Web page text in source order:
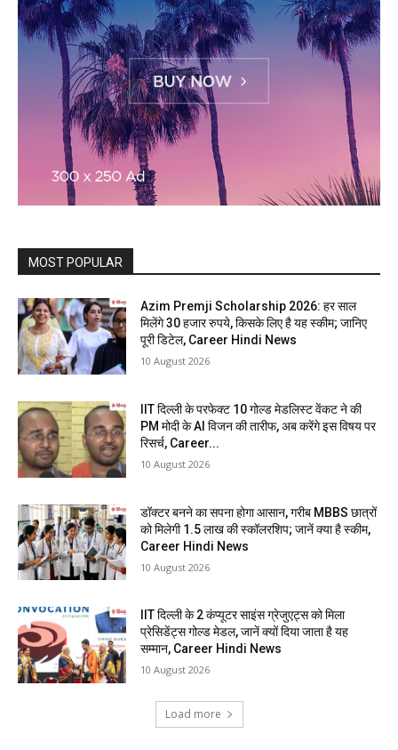
MOST POPULAR
Azim Premji Scholarship 2026: हर साल
मिलेंगे 30 हजार रुपये, किसके लिए है यह स्कीम; जानिए
पूरी डिटेल, Career Hindi News
10 August 2026
IIT दिल्ली के परफेक्ट 10 गोल्ड मेडलिस्ट वेंकट ने की
PM मोदी के AI विजन की तारीफ, अब करेंगे इस विषय पर
रिसर्च, Career...
10 August 2026
डॉक्टर बनने का सपना होगा आसान, गरीब MBBS छात्रों
को मिलेगी 1.5 लाख की स्कॉलरशिप; जानें क्या है स्कीम,
Career Hindi News
10 August 2026
IIT दिल्ली के 2 कंप्यूटर साइंस ग्रेजुएट्स को मिला
प्रेसिडेंट्स गोल्ड मेडल, जानें क्यों दिया जाता है यह
सम्मान, Career Hindi News
10 August 2026
Load more